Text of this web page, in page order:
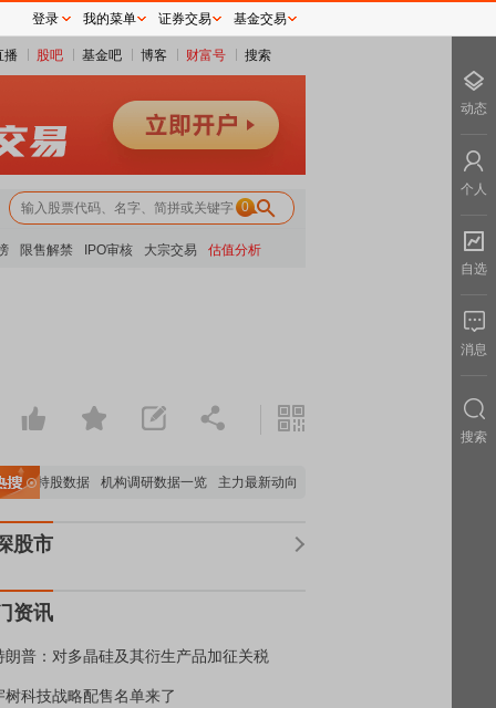
播 股吧 基金吧 博客 财富号 搜索
0
限售解禁 IPO审核 大宗交易 估值分析
持股数据 机构调研数据一览 主力最新动向 上市公司限售股解禁一览
股市
资讯
朗普：对多晶硅及其衍生产品加征关税
树科技战略配售名单来了
登录 我的菜单 证券交易 基金交易
动态
个人
自选
消息
搜索